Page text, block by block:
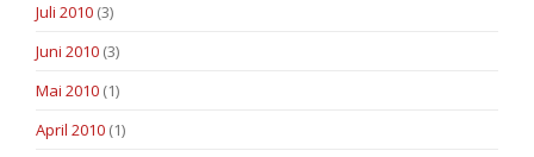
Juli 2010 (3)
Juni 2010 (3)
Mai 2010 (1)
April 2010 (1)